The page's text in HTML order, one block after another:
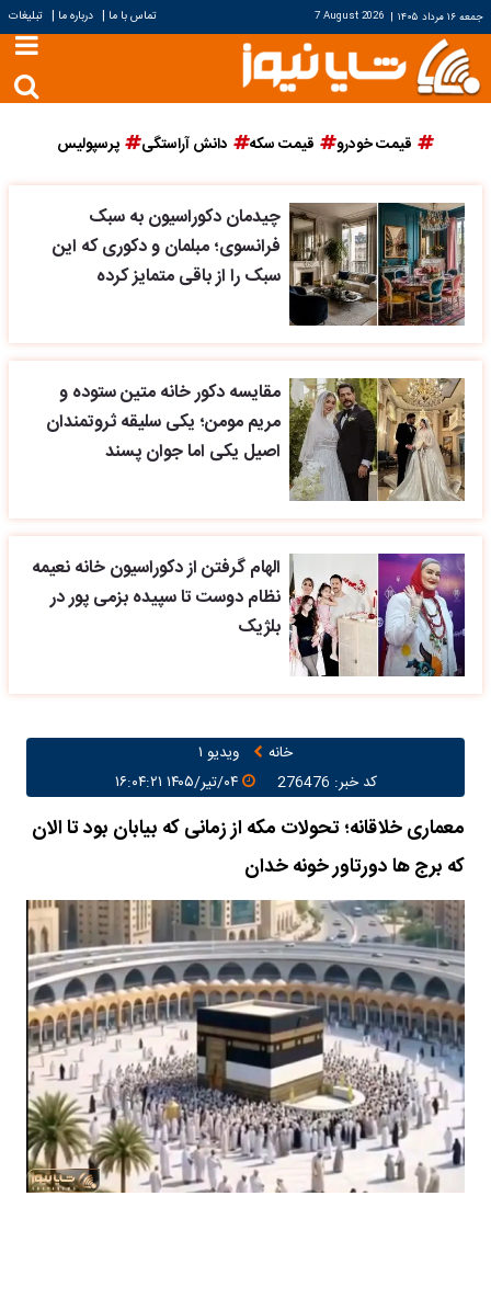
جمعه ۱۶ مرداد ۱۴۰۵ |
7 August 2026 تماس با ما | درباره ما | تبلیغات
قیمت خودرو قیمت سکه دانش آراستگی پرسپولیس
چیدمان دکوراسیون به سبک
فرانسوی؛ مبلمان و دکوری که این
سبک را از باقی متمایز کرده
مقایسه دکور خانه متین ستوده و
مریم مومن؛ یکی سلیقه ثروتمندان
اصیل یکی اما جوان پسند
الهام گرفتن از دکوراسیون خانه نعیمه
نظام دوست تا سپیده بزمی پور در
بلژیک
خانه
ویدیو ۱
کد خبر: 276476
۰۴/تیر/۱۴۰۵ ۱۶:۰۴:۲۱
معماری خلاقانه؛ تحولات مکه از زمانی که بیابان بود تا الان
که برج ها دورتاور خونه خدان